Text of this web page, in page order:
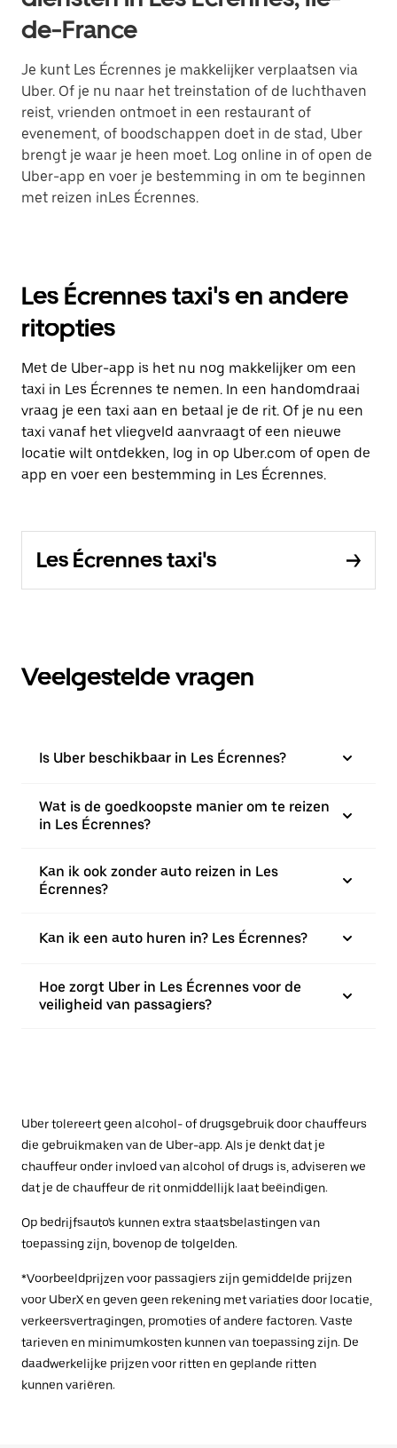
de-France
Je kunt Les Écrennes je makkelijker verplaatsen via
Uber. Of je nu naar het treinstation of de luchthaven
reist, vrienden ontmoet in een restaurant of
evenement, of boodschappen doet in de stad, Uber
brengt je waar je heen moet. Log online in of open de
Uber-app en voer je bestemming in om te beginnen
met reizen inLes Écrennes.
Les Écrennes taxi's en andere
ritopties
Met de Uber-app is het nu nog makkelijker om een
taxi in Les Écrennes te nemen. In een handomdraai
vraag je een taxi aan en betaal je de rit. Of je nu een
taxi vanaf het vliegveld aanvraagt of een nieuwe
locatie wilt ontdekken, log in op Uber.com of open de
app en voer een bestemming in Les Écrennes.
Les Écrennes taxi's
Veelgestelde vragen
Is Uber beschikbaar in Les Écrennes?
Wat is de goedkoopste manier om te reizen
in Les Écrennes?
Kan ik ook zonder auto reizen in Les
Écrennes?
Kan ik een auto huren in? Les Écrennes?
Hoe zorgt Uber in Les Écrennes voor de
veiligheid van passagiers?
Uber tolereert geen alcohol- of drugsgebruik door chauffeurs
die gebruikmaken van de Uber-app. Als je denkt dat je
chauffeur onder invloed van alcohol of drugs is, adviseren we
dat je de chauffeur de rit onmiddellijk laat beëindigen.
Op bedrijfsauto's kunnen extra staatsbelastingen van
toepassing zijn, bovenop de tolgelden.
*Voorbeeldprijzen voor passagiers zijn gemiddelde prijzen
voor UberX en geven geen rekening met variaties door locatie,
verkeersvertragingen, promoties of andere factoren. Vaste
tarieven en minimumkosten kunnen van toepassing zijn. De
daadwerkelijke prijzen voor ritten en geplande ritten
kunnen variëren.